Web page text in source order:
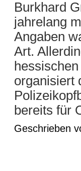
Burkhard
jahrelang
Angaben
Art.
organisiert
bereits für
Geschrieben